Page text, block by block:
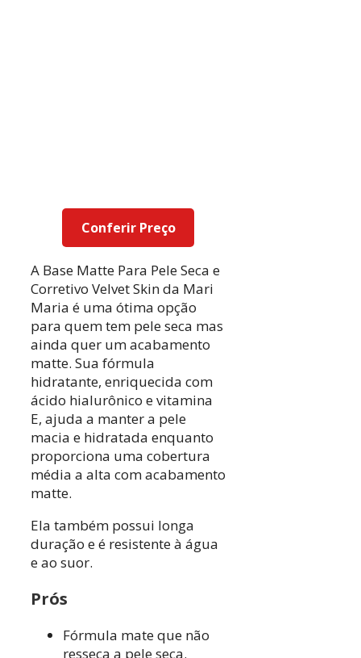
Conferir Preço
A Base Matte Para Pele Seca e
Corretivo Velvet Skin da Mari
Maria é uma ótima opção
para quem tem pele seca mas
ainda quer um acabamento
matte. Sua fórmula
hidratante, enriquecida com
ácido hialurônico e vitamina
E, ajuda a manter a pele
macia e hidratada enquanto
proporciona uma cobertura
média a alta com acabamento
matte.
Ela também possui longa
duração e é resistente à água
e ao suor.
Prós
Fórmula mate que não
resseca a pele seca.